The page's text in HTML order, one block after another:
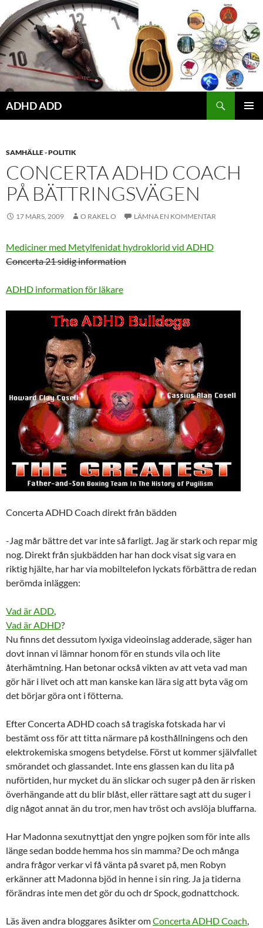
Hoppa
till
innehåll
ADHD ADD
SAMHÄLLE - POLITIK
CONCERTA ADHD COACH
PÅ BÄTTRINGSVÄGEN
17 MARS, 2009 O RAKEL O LÄMNA EN KOMMENTAR
Mediciner med Metylfenidat hydroklorid vid ADHD
Concerta 21 sidig information
ADHD information för läkare
Concerta ADHD Coach direkt från bädden
-Jag mår bättre det var inte så farligt. Jag är stark och repar mig
nog. Direkt från sjukbädden har han dock visat sig vara en
riktig hjälte, har har via mobiltelefon lyckats förbättra de redan
berömda inläggen:
Vad är ADD,
Vad är ADHD?
Nu finns det dessutom lyxiga videoinslag adderade, säger han
dovt innan vi lämnar honom för en stunds vila och lite
återhämtning. Han betonar också vikten av att veta vad man
gör här i livet och att man kanske kan lära sig att byta väg om
det börjar göra ont i fötterna.
Efter Concerta ADHD coach så tragiska fotskada har vi
bestämt oss för att titta närmare på kosthållningens och den
elektrokemiska smogens betydelse. Först ut kommer självfallet
smörandet och glassandet. Inte ens glassen kan du lita på
nuförtiden, hur mycket du än slickar och suger på den är risken
överhängande att du blir blåst, eller rättare sagt att du suger i
dig något annat än du tror, men hav tröst och avslöja bluffarna.
Har Madonna sexutnyttjat den yngre pojken som för inte alls
länge sedan bodde hemma hos sin mamma? De och många
andra frågor verkar vi få vänta på svaret på, men Robyn
erkänner att Madonna bjöd in henne i sin ring. Ja ja tiderna
förändras inte men det gör du och dr Spock, godnattchock.
Läs även andra bloggares åsikter omConcerta ADHD Coach,